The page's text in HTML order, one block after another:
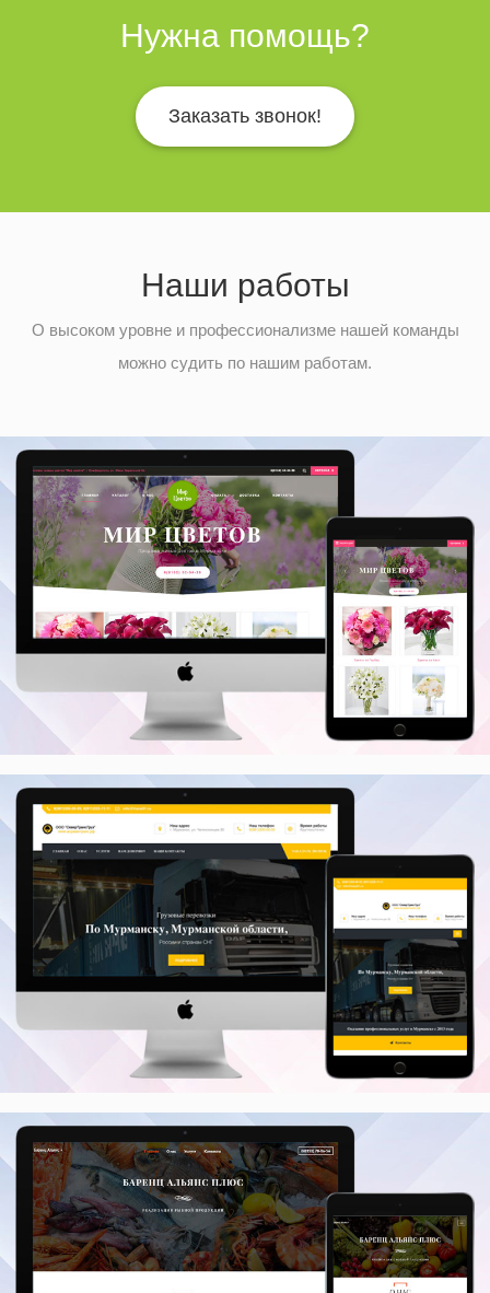
Нужна помощь?
Заказать звонок!
Наши работы
О высоком уровне и профессионализме нашей команды
можно судить по нашим работам.